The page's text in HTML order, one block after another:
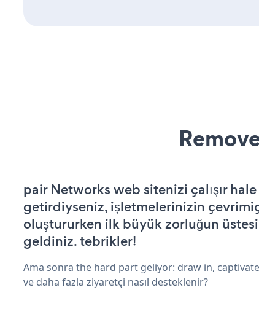
pair Networks web sitenizi çalışır hale
getirdiyseniz, işletmelerinizin çevrimiçi
oluştururken ilk büyük zorluğun
geldiniz. tebrikler!
Ama sonra the hard part geliyor: draw in,
ve daha fazla ziyaretçi nasıl desteklenir?